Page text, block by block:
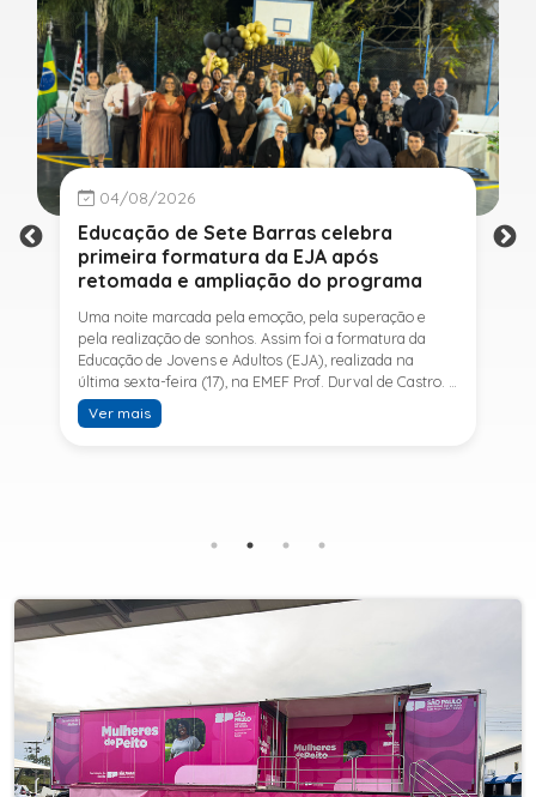
04/08/2026
Educação de Sete Barras celebra
primeira formatura da EJA após
retomada e ampliação do programa
Uma noite marcada pela emoção, pela superação e
pela realização de sonhos. Assim foi a formatura da
Educação de Jovens e Adultos (EJA), realizada na
última sexta-feira (17), na EMEF Prof. Durval de Castro. A
cerimônia celebrou a conclusão dos estudos de 53
alunos e entrou para a história ao marcar a primeira
SESI, ampliando o acesso à educação e oferecendo uma
retomar os estudos.A última turma da Educação de
Jovens e Adultos formada pelo município foi em 2016,
oferecida em Sete Barras e, a partir de agosto de 2025,
passou por uma importante ampliação. Em parceria
com o SESI, a Prefeitura passou a disponibilizar também
o Ensino Fundamental II (6º ao 9º ano) e o Ensino
Médio, ampliando significativamente as oportunidades
para que jovens e adultos concluam sua formação.A
Ver mais